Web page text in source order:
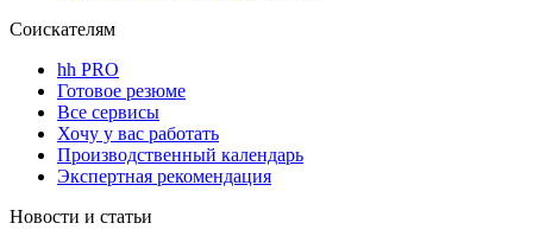
Соискателям
hh PRO
Готовое резюме
Все сервисы
Хочу у вас работать
Производственный календарь
Экспертная рекомендация
Новости и статьи